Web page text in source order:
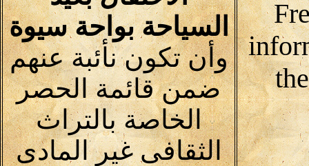
السياحة بواحة سيوة
وأن تكون نأئبة عنهم
ضمن قائمة الحصر
الخاصة بالتراث
الثقافى غير المادى